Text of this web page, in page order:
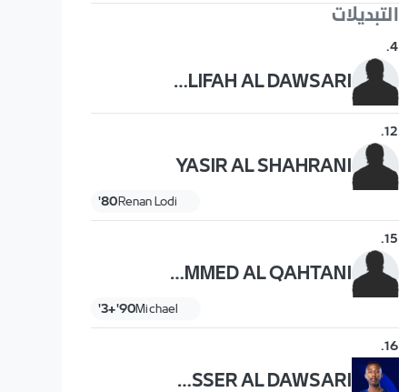
التبديلات
4
.
KHALIFAH AL DAWSARI
12
.
YASIR AL SHAHRANI
Renan Lodi
80'
15
.
MOHAMMED AL QAHTANI
Michael
90'+3'
16
.
NASSER AL DAWSARI